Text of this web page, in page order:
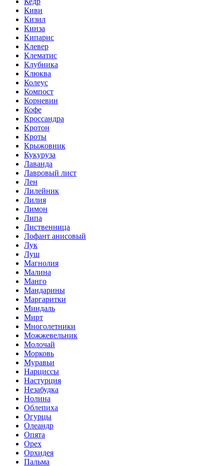
Киви
Кизил
Кинза
Кипарис
Клевер
Клематис
Клубника
Клюква
Колеус
Компост
Корневин
Кофе
Кроссандра
Кротон
Кроты
Крыжовник
Кукуруза
Лаванда
Лавровый лист
Лен
Лилейник
Лилия
Лимон
Липа
Лиственница
Лофант анисовый
Лук
Луш
Магнолия
Малина
Манго
Мандарины
Маргаритки
Миндаль
Мирт
Многолетники
Можжевельник
Молочай
Морковь
Муравьи
Нарциссы
Настурция
Незабудка
Нолина
Облепиха
Огурцы
Олеандр
Опята
Орех
Орхидея
Пальма